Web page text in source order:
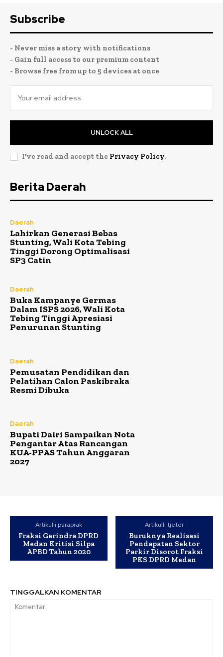
Subscribe
- Never miss a story with notifications
- Gain full access to our premium content
- Browse free from up to 5 devices at once
UNLOCK ALL
I've read and accept the Privacy Policy.
Berita Daerah
Daerah
Lahirkan Generasi Bebas
Stunting, Wali Kota Tebing
Tinggi Dorong Optimalisasi
SP3 Catin
Daerah
Buka Kampanye Germas
Dalam ISPS 2026, Wali Kota
Tebing Tinggi Apresiasi
Penurunan Stunting
Daerah
Pemusatan Pendidikan dan
Pelatihan Calon Paskibraka
Resmi Dibuka
Daerah
Bupati Dairi Sampaikan Nota
Pengantar Atas Rancangan
KUA-PPAS Tahun Anggaran
2027
Artikulli paraprak
Fraksi Gerindra DPRD
Medan Kritisi Silpa
APBD Tahun 2020
Artikulli tjetër
Buruknya Realisasi
Pendapatan Sektor
Parkir Disorot Fraksi
PKS DPRD Medan
TINGGALKAN KOMENTAR